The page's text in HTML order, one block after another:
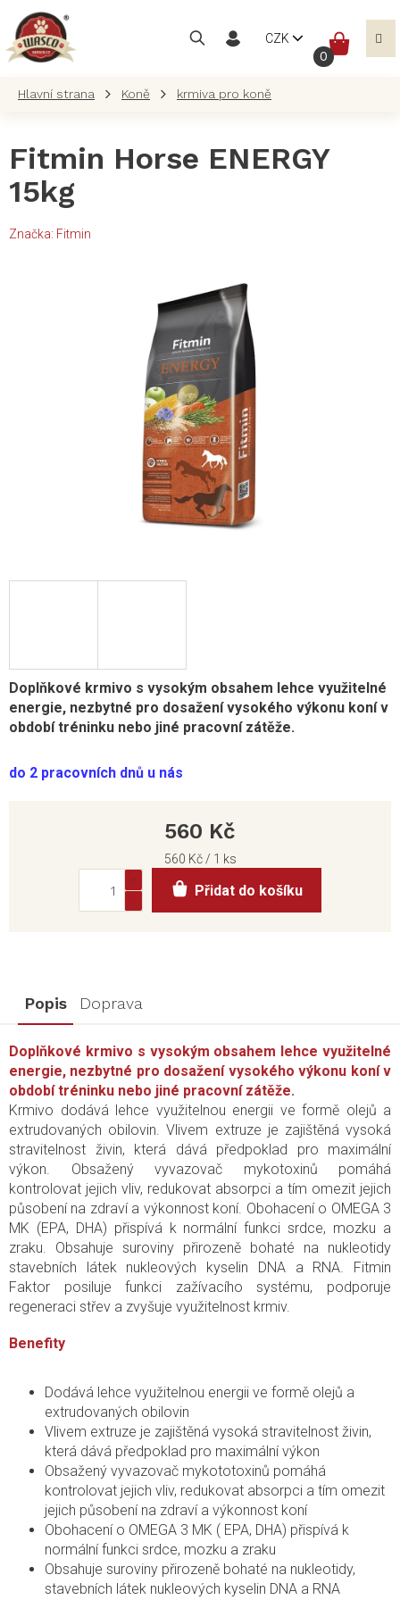
obsah
CZK
Koně krmiva pro koně
Fitmin Horse ENERGY
15kg
Značka: Fitmin
do 2 pracovních dnů u nás
Doplňkové krmivo s vysokým obsahem lehce využitelné
energie, nezbytné pro dosažení vysokého výkonu koní v
období tréninku nebo jiné pracovní zátěže.
560 Kč
Měrná
560 Kč / 1 ks
Přidat do košíku
Popis Doprava
Doplňkové krmivo s vysokým obsahem lehce využitelné
energie, nezbytné pro dosažení vysokého výkonu koní v
období tréninku nebo jiné pracovní zátěže.
Krmivo dodává lehce využitelnou energii ve formě olejů a
extrudovaných obilovin. Vlivem extruze je zajištěná vysoká
stravitelnost živin, která dává předpoklad pro maximální
výkon. Obsažený vyvazovač mykotoxinů pomáhá
kontrolovat jejich vliv, redukovat absorpci a tím omezit jejich
působení na zdraví a výkonnost koní. Obohacení o OMEGA 3
MK (EPA, DHA) přispívá k normální funkci srdce, mozku a
zraku. Obsahuje suroviny přirozeně bohaté na nukleotidy
stavebních látek nukleových kyselin DNA a RNA. Fitmin
Faktor posiluje funkci zažívacího systému, podporuje
regeneraci střev a zvyšuje využitelnost krmiv.
Benefity
Dodává lehce využitelnou energii ve formě olejů a
extrudovaných obilovin
Vlivem extruze je zajištěná vysoká stravitelnost živin,
která dává předpoklad pro maximální výkon
Obsažený vyvazovač mykototoxinů pomáhá
kontrolovat jejich vliv, redukovat absorpci a tím omezit
jejich působení na zdraví a výkonnost koní
Obohacení o OMEGA 3 MK ( EPA, DHA) přispívá k
normální funkci srdce, mozku a zraku
Obsahuje suroviny přirozeně bohaté na nukleotidy,
stavebních látek nukleových kyselin DNA a RNA